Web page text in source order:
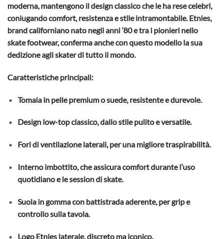
moderna, mantengono il design classico che le ha rese celebri,
coniugando comfort, resistenza e stile intramontabile. Etnies,
brand californiano nato negli anni ’80 e tra i pionieri nello
skate footwear, conferma anche con questo modello la sua
dedizione agli skater di tutto il mondo.
Caratteristiche principali:
Tomaia in pelle premium o suede, resistente e durevole.
Design low-top classico, dallo stile pulito e versatile.
Fori di ventilazione laterali, per una migliore traspirabilità.
Interno imbottito, che assicura comfort durante l’uso
quotidiano e le session di skate.
Suola in gomma con battistrada aderente, per grip e
controllo sulla tavola.
Logo Etnies laterale, discreto ma iconico.